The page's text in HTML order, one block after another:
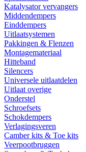
Katalysator vervangers
Middendempers
Einddempers
Uitlaatsystemen
Pakkingen & Flenzen
Montagemateriaal
Hitteband
Silencers
Universele uitlaatdelen
Uitlaat overige
Onderstel
Schroefsets
Schokdempers
Verlagingsveren
Camber kits & Toe kits
Veerpootbruggen